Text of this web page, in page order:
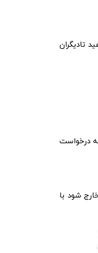
تادیگران
درخواست
شود با